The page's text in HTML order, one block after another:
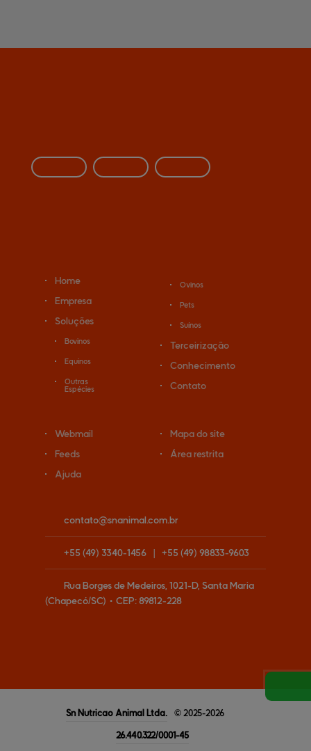
Home
Empresa
Soluções
Bovinos
Equinos
Outras
Espécies
Ovinos
Pets
Suínos
Terceirização
Conhecimento
Contato
Webmail
Feeds
Ajuda
Mapa do site
Área restrita
contato@snanimal.com.br
+55 (49) 3340-1456 | +55 (49) 98833-9603
Rua Borges de Medeiros, 1021-D, Santa Maria
(Chapecó/SC) • CEP:89812-228
Sn Nutricao Animal Ltda. © 2025-2026
26.440.322/0001-45